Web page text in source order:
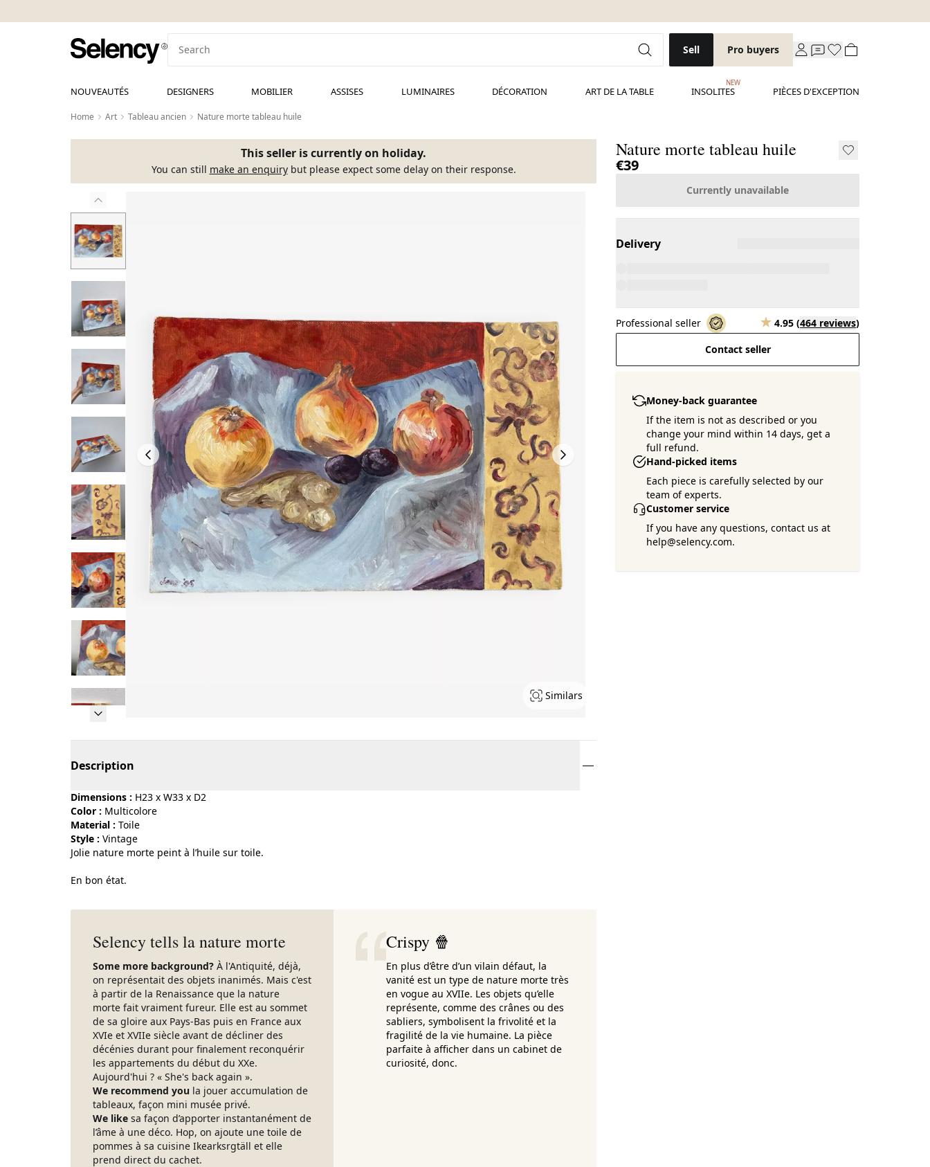
Sell Pro buyers
NOUVEAUTÉS DESIGNERS MOBILIER ASSISES LUMINAIRES DÉCORATION ART DE LA TABLE INSOLITES
NEW
PIÈCES D'EXCEPTION
Home Art Tableau ancien Nature morte tableau huile
This seller is currently on holiday.
You can still make an enquirybut please expect some delay on their response.
Similars
Nature morte tableau huile
€39
Currently unavailable
Delivery
Professional seller 4.95 (464 reviews)
Contact seller
Money-back guarantee
If the item is not as described or you
change your mind within 14 days, get a
full refund.
Hand-picked items
Each piece is carefully selected by our
team of experts.
Customer service
If you have any questions, contact us at
help@selency.com.
Description
Dimensions : H23 x W33 x D2
Color :
multicolore
Material :
toile
Style :
vintage
Jolie nature morte peint à l’huile sur toile.
En bon état.
Selency tells la nature morte
Some more background? À l'Antiquité, déjà,
on représentait des objets inanimés. Mais c'est
à partir de la Renaissance que la nature
morte fait vraiment fureur. Elle est au sommet
de sa gloire aux Pays-Bas puis en France aux
XVIe et XVIIe siècle avant de décliner des
décénies durant pour finalement reconquérir
les appartements du début du XXe.
Aujourd'hui ? « She's back again ».
We recommend you la jouer accumulation de
tableaux, façon mini musée privé.
We like sa façon d’apporter instantanément de
l’âme à une déco. Hop, on ajoute une toile de
pommes à sa cuisine Ikearksrgtäll et elle
prend direct du cachet.
Crispy 🍿
En plus d’être d’un vilain défaut, la
vanité est un type de nature morte très
en vogue au XVIIe. Les objets qu’elle
représente, comme des crânes ou des
sabliers, symbolisent la frivolité et la
fragilité de la vie humaine. La pièce
parfaite à afficher dans un cabinet de
curiosité, donc.